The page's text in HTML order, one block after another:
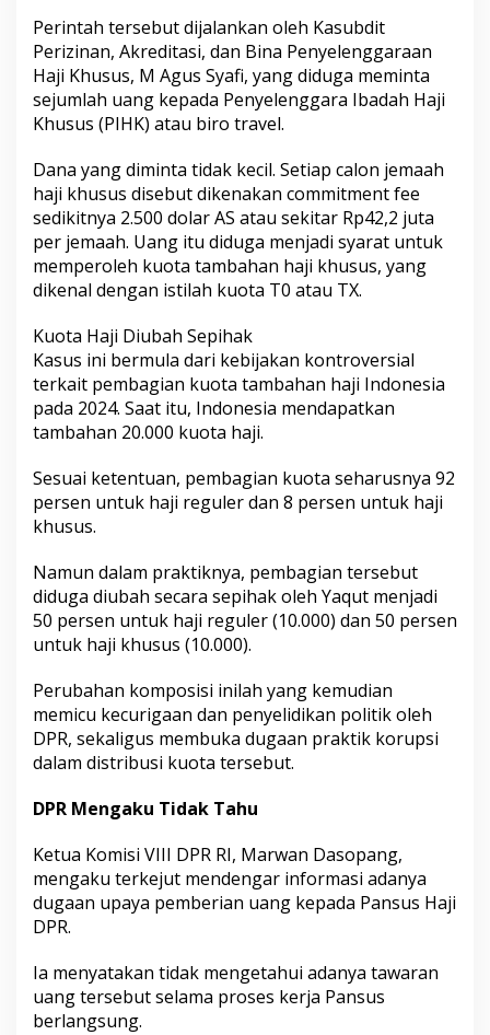
n
1
J
u
t
a
o
l
a
r
k
e
D
Perintah tersebut dijalankan oleh Kasubdit
Perizinan, Akreditasi, dan Bina Penyelenggaraan
Haji Khusus, M Agus Syafi, yang diduga meminta
sejumlah uang kepada Penyelenggara Ibadah Haji
Khusus (PIHK) atau biro travel.
Dana yang diminta tidak kecil. Setiap calon jemaah
haji khusus disebut dikenakan commitment fee
sedikitnya 2.500 dolar AS atau sekitar Rp42,2 juta
per jemaah. Uang itu diduga menjadi syarat untuk
memperoleh kuota tambahan haji khusus, yang
dikenal dengan istilah kuota T0 atau TX.
Kuota Haji Diubah Sepihak
Kasus ini bermula dari kebijakan kontroversial
terkait pembagian kuota tambahan haji Indonesia
pada 2024. Saat itu, Indonesia mendapatkan
tambahan 20.000 kuota haji.
Sesuai ketentuan, pembagian kuota seharusnya 92
persen untuk haji reguler dan 8 persen untuk haji
khusus.
Namun dalam praktiknya, pembagian tersebut
diduga diubah secara sepihak oleh Yaqut menjadi
50 persen untuk haji reguler (10.000) dan 50 persen
untuk haji khusus (10.000).
Perubahan komposisi inilah yang kemudian
memicu kecurigaan dan penyelidikan politik oleh
DPR, sekaligus membuka dugaan praktik korupsi
dalam distribusi kuota tersebut.
DPR Mengaku Tidak Tahu
Ketua Komisi VIII DPR RI, Marwan Dasopang,
mengaku terkejut mendengar informasi adanya
dugaan upaya pemberian uang kepada Pansus Haji
DPR.
Ia menyatakan tidak mengetahui adanya tawaran
uang tersebut selama proses kerja Pansus
berlangsung.